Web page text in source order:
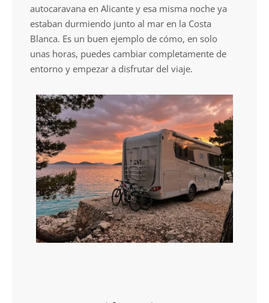
autocaravana en Alicante y esa misma noche ya
estaban durmiendo junto al mar en la Costa
Blanca. Es un buen ejemplo de cómo, en solo
unas horas, puedes cambiar completamente de
entorno y empezar a disfrutar del viaje.